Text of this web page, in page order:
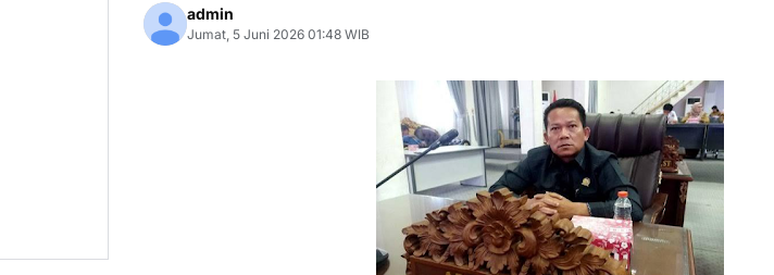
admin
Jumat, 5 Juni 2026 01:48 WIB